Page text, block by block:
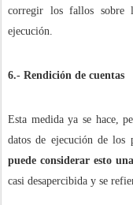
corregir los fallos sobre
ejecución.
6.- Rendición de cuentas
Esta medida ya se hace,
datos de ejecución de los
puede considerar esto
casi desapercibida y se